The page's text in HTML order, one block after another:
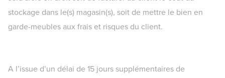
stockage dans le(s) magasin(s), soit de mettre le bien en
garde-meubles aux frais et risques du client.
A l’issue d’un délai de 15 jours supplémentaires de